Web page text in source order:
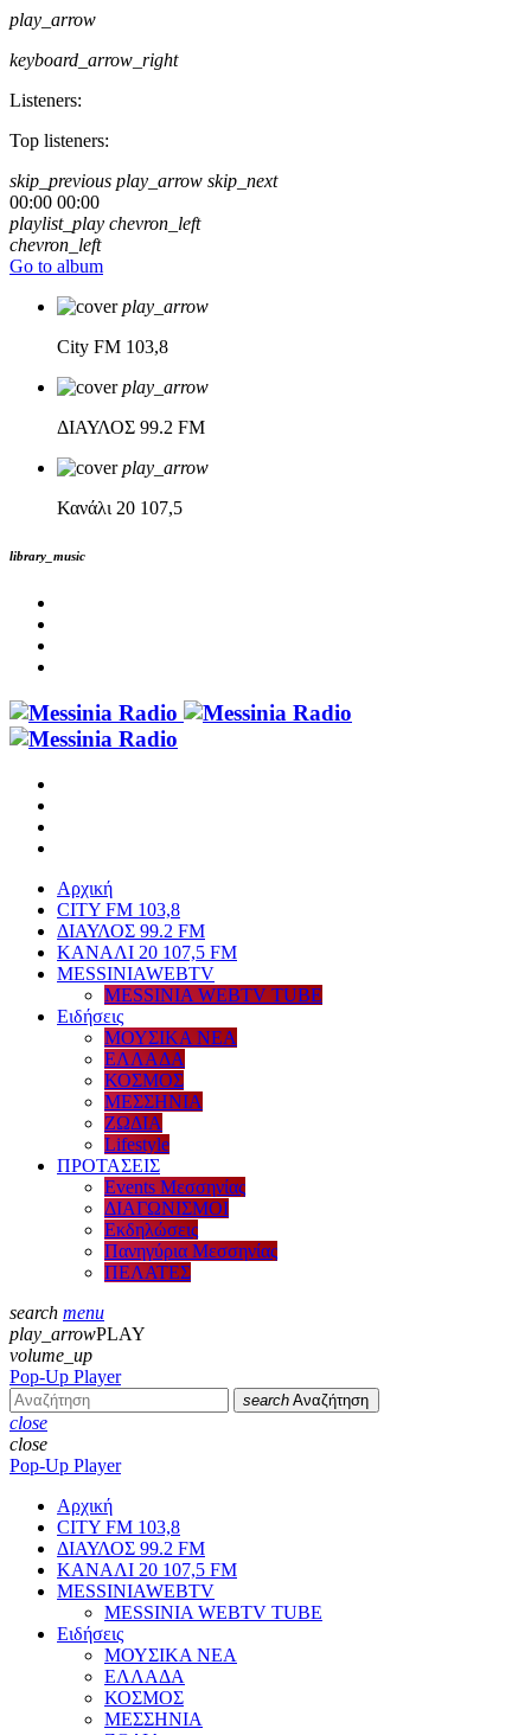
play_arrow
keyboard_arrow_right
Listeners:
Top listeners:
skip_previous play_arrow skip_next
00:00 00:00
playlist_play chevron_left
chevron_left
Go to album
play_arrow
City FM 103,8
play_arrow
ΔΙΑΥΛΟΣ 99.2 FM
play_arrow
Κανάλι 20 107,5
library_music
Αρχική
CITY FM 103,8
ΔΙΑΥΛΟΣ 99.2 FM
ΚΑΝΑΛΙ 20 107,5 FM
MESSINIAWEBTV
MESSINIA WEBTV TUBE
Eιδήσεις
ΜΟΥΣΙΚΑ ΝΕΑ
ΕΛΛΑΔΑ
ΚΟΣΜΟΣ
ΜΕΣΣΗΝΙΑ
ΖΩΔΙΑ
Lifestyle
ΠΡΟΤΑΣΕΙΣ
Events Μεσσηνίας
ΔΙΑΓΩΝΙΣΜΟΙ
Εκδηλώσεις
Πανηγύρια Μεσσηνίας
ΠΕΛΑΤΕΣ
search menu
play_arrowPLAY
volume_up
Pop-Up Player
search Αναζήτηση
close
close
Pop-Up Player
Αρχική
CITY FM 103,8
ΔΙΑΥΛΟΣ 99.2 FM
ΚΑΝΑΛΙ 20 107,5 FM
MESSINIAWEBTV
MESSINIA WEBTV TUBE
Eιδήσεις
ΜΟΥΣΙΚΑ ΝΕΑ
ΕΛΛΑΔΑ
ΚΟΣΜΟΣ
ΜΕΣΣΗΝΙΑ